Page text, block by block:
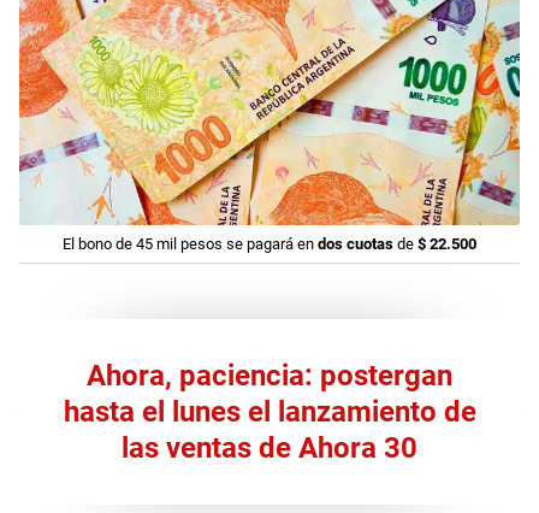
El bono de 45 mil pesos se pagará en dos cuotas de $ 22.500
Ahora, paciencia: postergan
hasta el lunes el lanzamiento de
las ventas de Ahora 30